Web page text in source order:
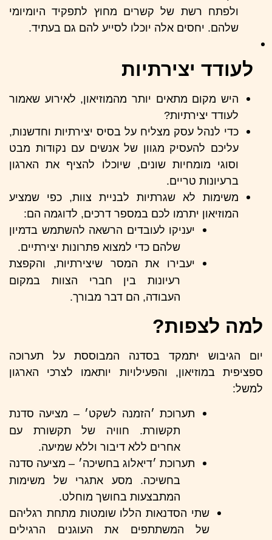
ולפתח רשת של קשרים מחוץ לתפקיד היומיומי
שלהם. יחסים אלה יוכלו לסייע להם גם בעתיד.
לעודד יצירתיות
היש מקום מתאים יותר מהמוזיאון, לאירוע שאמור
לעודד יצירתיות?
כדי לנהל עסק מצליח על בסיס יצירתיות וחדשנות,
עליכם להעסיק מגוון של אנשים עם נקודות מבט
וסוגי מומחיות שונים, שיוכלו להציף את הארגון
ברעיונות טריים.
משימות לא שגרתיות לבניית צוות, כפי שמציע
המוזיאון יתרמו לכם במספר דרכים, לדוגמה הם:
יעניקו לעובדים הרשאה להשתמש בדמיון
שלהם כדי למצוא פתרונות יצירתיים.
יעבירו את המסר שיצירתיות, והקפצת
רעיונות בין חברי הצוות במקום
העבודה, הם דבר מבורך.
למה לצפות?
יום הגיבוש יתמקד בסדנה המבוססת על תערוכה
ספציפית במוזיאון, והפעילויות יותאמו לצרכי הארגון
למשל:
תערוכת ׳הזמנה לשקט׳ – מציעה סדנת
תקשורת. חוויה של תקשורת עם
אחרים ללא דיבור וללא שמיעה.
תערוכת ׳דיאלוג בחשיכה׳ – מציעה סדנה
בחשיכה. מסע אתגרי של משימות
המתבצעות בחושך מוחלט.
שתי הסדנאות הללו שומטות מתחת רגליהם
של המשתתפים את העוגנים הרגילים